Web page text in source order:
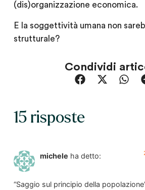
(dis)organizzazione economica.
E la soggettività umana non
strutturale?
Condividi
15 risposte
michele ha detto:
“Saggio sul principio della